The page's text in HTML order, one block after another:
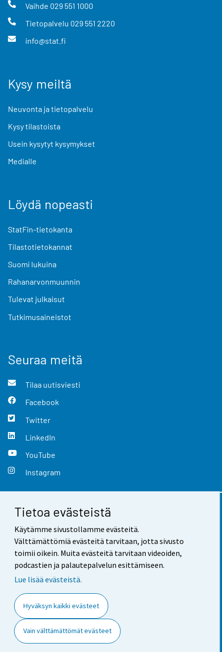
Tietoa evästeistä
Käytämme sivustollamme evästeitä.
Välttämättömiä evästeitä tarvitaan, jotta sivusto
toimii oikein. Muita evästeitä tarvitaan videoiden,
podcastien ja palautepalvelun esittämiseen.
Lue lisää evästeistä.
Hyväksyn kaikki evästeet
Vain välttämättömät evästeet
Vaihde 029 551 1000
Tietopalvelu 029 551 2220
info@stat.fi
Kysy meiltä
Neuvonta ja tietopalvelu
Kysy tilastoista
Usein kysytyt kysymykset
Medialle
Löydä nopeasti
StatFin-tietokanta
Tilastotietokannat
Suomi lukuina
Rahanarvonmuunnin
Tulevat julkaisut
Tutkimusaineistot
Seuraa meitä
Tilaa uutisviesti
Facebook
Twitter
LinkedIn
YouTube
Instagram
Yhteystiedot
Palaute
Käyttöehdot
Saavutettavuus
Tietoa sivustosta
Evästeasetukset